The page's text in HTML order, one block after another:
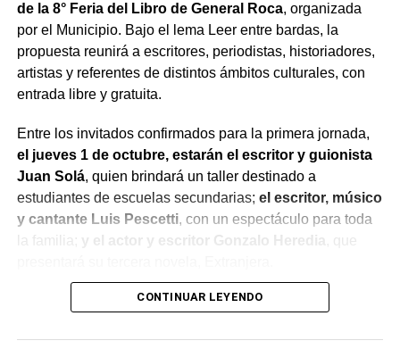
de la 8° Feria del Libro de General Roca, organizada
por el Municipio. Bajo el lema Leer entre bardas, la
propuesta reunirá a escritores, periodistas, historiadores,
artistas y referentes de distintos ámbitos culturales, con
entrada libre y gratuita.
Entre los invitados confirmados para la primera jornada,
el jueves 1 de octubre, estarán el escritor y guionista
Juan Solá, quien brindará un taller destinado a
estudiantes de escuelas secundarias; el escritor, músico
y cantante Luis Pescetti, con un espectáculo para toda
la familia;
y el actor y escritor Gonzalo Heredia
El viernes 2 de octubre será el turno de la escritora,
presentará los libros Estafa de la feminidad y Maternidad
CONTINUAR LEYENDO